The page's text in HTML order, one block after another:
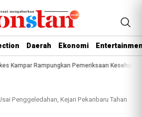
Daerah Ekonomi
Rampungkan Pemeriksaan Kesehatan
Penggeledahan, Kejari Pekanbaru Tahan